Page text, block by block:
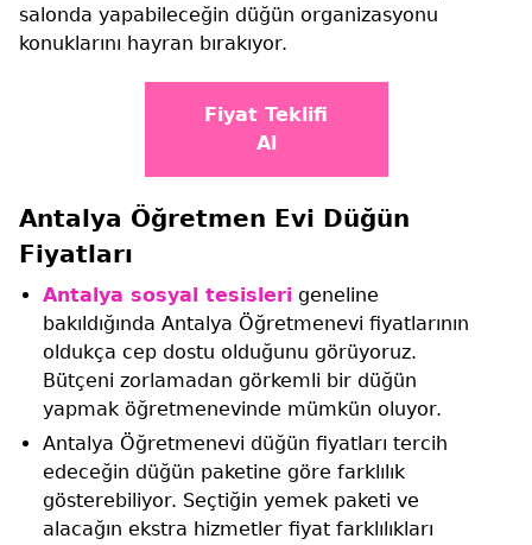
salonda yapabileceğin düğün organizasyonu
konuklarını hayran bırakıyor.
Fiyat Teklifi
Al
Antalya Öğretmen Evi Düğün
Fiyatları
Antalya sosyal tesisleri geneline
bakıldığında Antalya Öğretmenevi fiyatlarının
oldukça cep dostu olduğunu görüyoruz.
Bütçeni zorlamadan görkemli bir düğün
yapmak öğretmenevinde mümkün oluyor.
Antalya Öğretmenevi düğün fiyatları tercih
edeceğin düğün paketine göre farklılık
gösterebiliyor. Seçtiğin yemek paketi ve
alacağın ekstra hizmetler fiyat farklılıkları